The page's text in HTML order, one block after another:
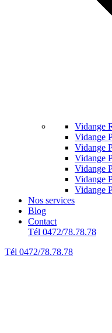
Vidange
Vidange
Vidange
Vidange
Vidange
Vidange
Vidange
Nos services
Blog
Contact
Tél 0472/78.78.78
Tél 0472/78.78.78